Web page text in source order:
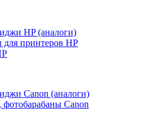
HP (аналоги)
принтеров HP
Canon (аналоги)
Canon